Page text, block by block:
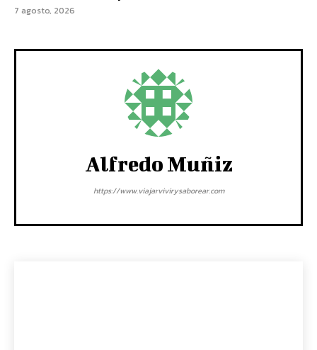
7 agosto, 2026
Alfredo Muñiz
https://www.viajarvivirysaborear.com